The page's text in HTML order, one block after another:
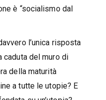
è “socialismo dal
l’unica risposta
caduta del muro di
della maturità
a tutte le utopie? E